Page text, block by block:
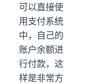
可以直接使
用支付系统
中，自己的
账户余额进
行付款，这
样是非常方